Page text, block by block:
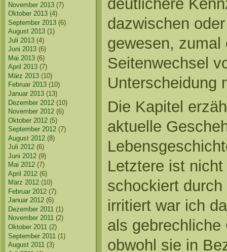
November 2013 (7)
Oktober 2013 (4)
September 2013 (6)
August 2013 (1)
Juli 2013 (4)
Juni 2013 (6)
Mai 2013 (6)
April 2013 (7)
März 2013 (10)
Februar 2013 (10)
Januar 2013 (13)
Dezember 2012 (10)
November 2012 (6)
Oktober 2012 (5)
September 2012 (7)
August 2012 (8)
Juli 2012 (6)
Juni 2012 (9)
Mai 2012 (7)
April 2012 (6)
März 2012 (10)
Februar 2012 (7)
Januar 2012 (6)
Dezember 2011 (1)
November 2011 (2)
Oktober 2011 (2)
September 2011 (1)
August 2011 (3)
deutlichere
dazwischen
gewesen,
Seitenwechsel
Unterscheidung
Die Kapitel
aktuelle
Letztere ist
schockiert
irritiert war ich
als
obwohl sie in